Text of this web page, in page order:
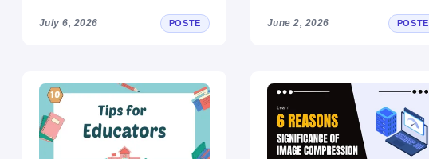
July 6, 2026 POSTE June 2, 2026 POSTE